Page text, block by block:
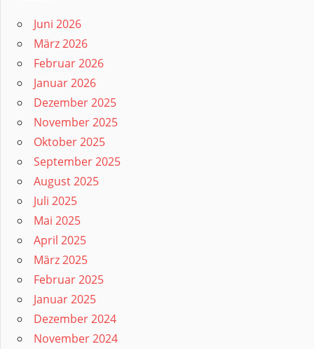
Juni 2026
März 2026
Februar 2026
Januar 2026
Dezember 2025
November 2025
Oktober 2025
September 2025
August 2025
Juli 2025
Mai 2025
April 2025
März 2025
Februar 2025
Januar 2025
Dezember 2024
November 2024